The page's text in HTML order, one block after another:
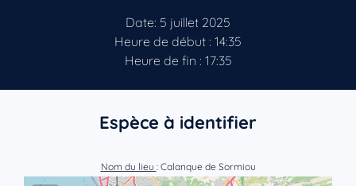
Date: 5 juillet 2025
Heure de début : 14:35
Heure de fin : 17:35
Espèce à identifier
Nom du lieu : Calanque de Sormiou